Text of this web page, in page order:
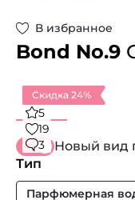
В избранное
Bond No.9
Скидка 24%
5
19
3
Новый вид
Тип
Парфюмерная